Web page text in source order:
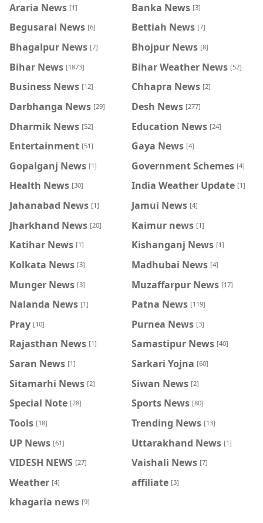
Araria News [1] Banka News [3]
Begusarai News [6] Bettiah News [7]
Bhagalpur News [7] Bhojpur News [8]
Bihar News [1873] Bihar Weather News [52]
Business News [12] Chhapra News [2]
Darbhanga News [29] Desh News [277]
Dharmik News [52] Education News [24]
Entertainment [51] Gaya News [4]
Gopalganj News [1] Government Schemes [4]
Health News [30] India Weather Update [1]
Jahanabad News [1] Jamui News [4]
Jharkhand News [20] Kaimur news [1]
Katihar News [1] Kishanganj News [1]
Kolkata News [3] Madhubai News [4]
Munger News [3] Muzaffarpur News [17]
Nalanda News [1] Patna News [119]
Pray [10] Purnea News [3]
Rajasthan News [1] Samastipur News [40]
Saran News [1] Sarkari Yojna [60]
Sitamarhi News [2] Siwan News [2]
Special Note [28] Sports News [80]
Tools [18] Trending News [13]
UP News [61] Uttarakhand News [1]
VIDESH NEWS [27] Vaishali News [7]
Weather [4] affiliate [3]
khagaria news [9]